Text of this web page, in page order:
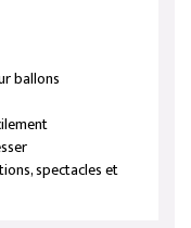
ballons
spectacles et